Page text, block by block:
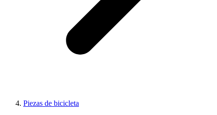
Piezas de bicicleta